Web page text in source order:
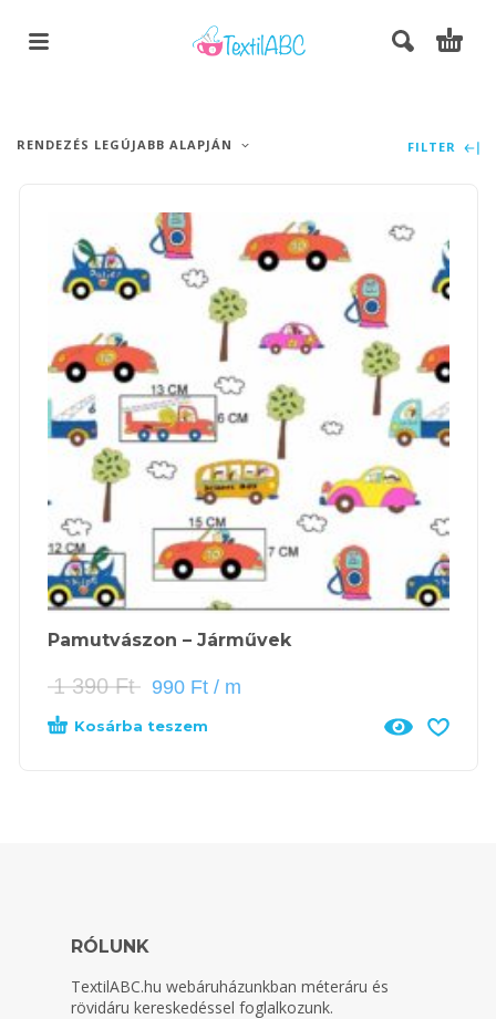
RENDEZÉS LEGÚJABB ALAPJÁN FILTER
Pamutvászon – Járművek
1 390Ft 990 Ft / m
Kosárba teszem
RÓLUNK
TextilABC.hu webáruházunkban méteráru és
rövidáru kereskedéssel foglalkozunk.